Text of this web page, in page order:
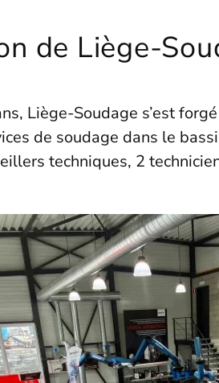
de Liège-
Liège-Soudage s’est
de soudage dans le
techniques, 2